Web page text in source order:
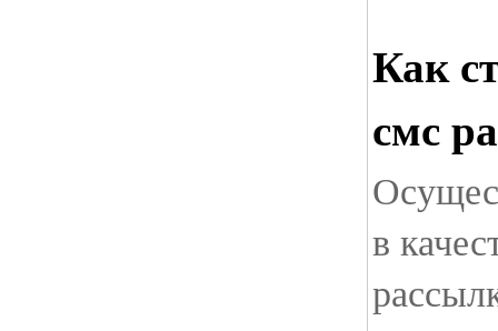
Как
смс
в